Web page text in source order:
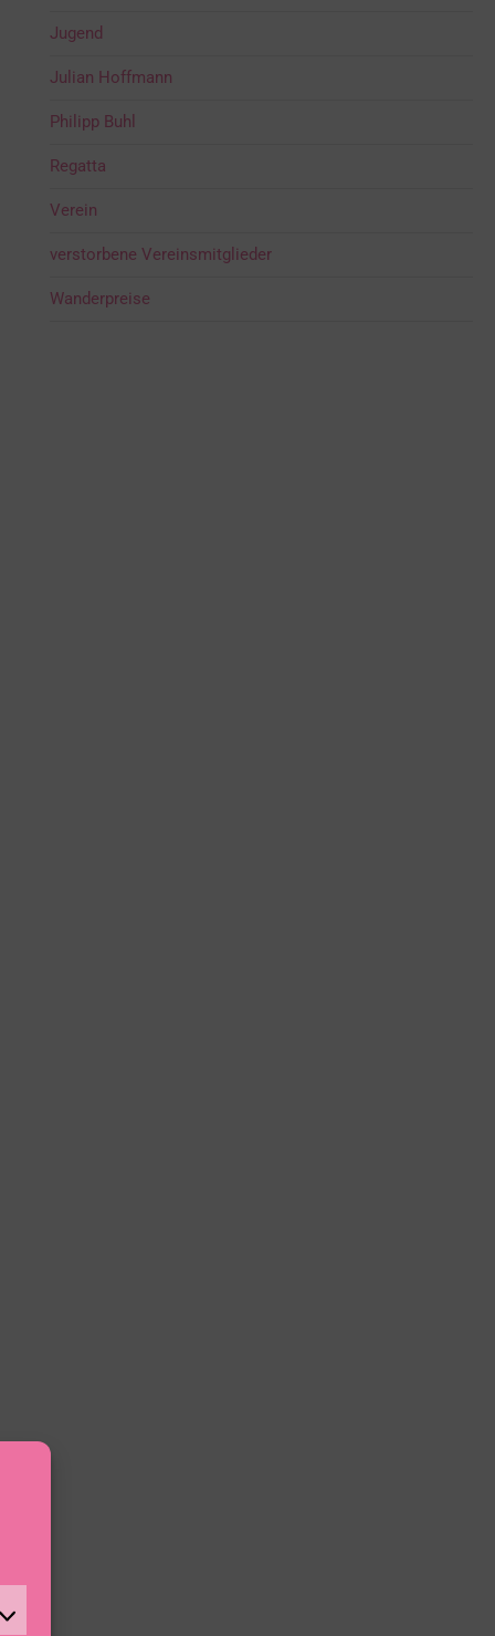
Jugend
Julian Hoffmann
Philipp Buhl
Regatta
Verein
verstorbene Vereinsmitglieder
Wanderpreise